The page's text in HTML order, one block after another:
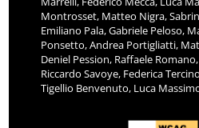
Montrosset, Matteo Nigra,
Emiliano Pala, Gabriele Peloso,
Ponsetto, Andrea Portigliatti,
Deniel Pession, Raffaele
Riccardo Savoye, Federica
Tigellio Benvenuto, Luca